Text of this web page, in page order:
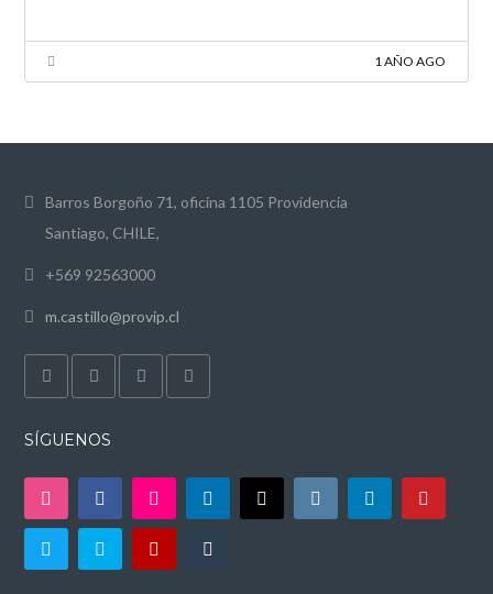
1 AÑO AGO
Barros Borgoño 71, oficina 1105 Providencia
Santiago, CHILE,
+569 92563000
m.castillo@provip.cl
SÍGUENOS